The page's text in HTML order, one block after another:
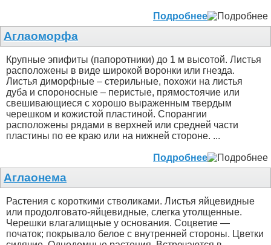
Подробнее
Аглаоморфа
Крупные эпифиты (папоротники) до 1 м высотой. Листья
расположены в виде широкой воронки или гнезда.
Листья диморфные – стерильные, похожи на листья
дуба и спороносные – перистые, прямостоячие или
свешивающиеся с хорошо выраженным твердым
черешком и кожистой пластиной. Спорангии
расположены рядами в верхней или средней части
пластины по ее краю или на нижней стороне. ...
Подробнее
Аглаонема
Растения с короткими стволиками. Листья яйцевидные
или продолговато-яйцевидные, слегка утолщенные.
Черешки влагалищные у основания. Соцветие —
початок; покрывало белое с внутренней стороны. Цветки